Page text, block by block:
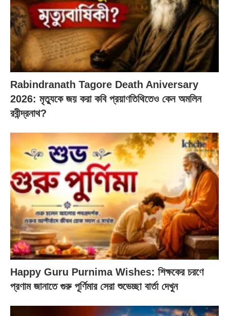
Rabindranath Tagore Death Aniversary
2026: মৃত্যুকে জয় করা কবি প্রয়াণতিথিতেও কেন অমলিন
রবীন্দ্রনাথ?
Happy Guru Purnima Wishes: শিক্ষকের চরণে
প্রণাম জানাতে গুরু পূর্ণিমার সেরা শুভেচ্ছা বার্তা দেখুন